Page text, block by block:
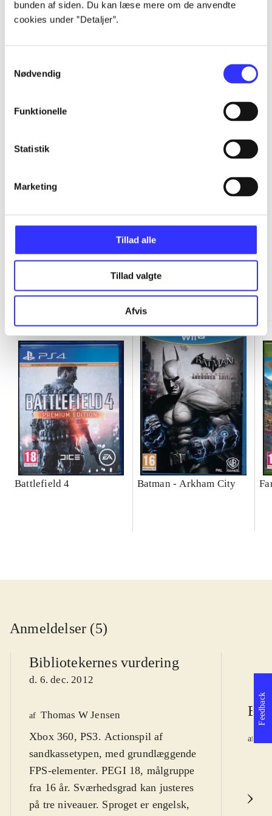
bunden af siden. Du kan læse mere om de anvendte
cookies under ”Detaljer”.
Nødvendig
Funktionelle
Statistik
Marketing
Tillad alle
Tillad valgte
Afvis
Alle registrerede artikler fordelt på udgivelser
Minder om
Battlefield 4 Batman - Arkham City
Anmeldelser (5)
Bibliotekernes vurdering
d. 6. dec. 2012
af Thomas W Jensen
Xbox 360, PS3. Actionspil af
sandkassetypen, med grundlæggende
FPS-elementer. PEGI 18, målgruppe
fra 16 år. Sværhedsgrad kan justeres
på tre niveauer. Sproget er engelsk,
af
Feedback